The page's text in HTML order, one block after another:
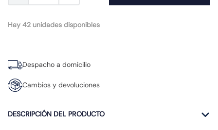
Hay 42 unidades disponibles
Despacho a domicilio
Cambios y devoluciones
DESCRIPCIÓN DEL PRODUCTO